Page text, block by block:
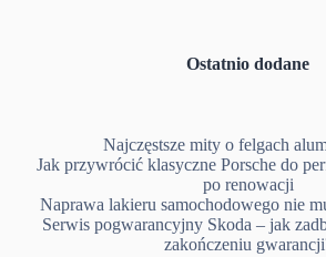
Ostatnio dodane
Najczęstsze mity o felgach
Jak przywrócić klasyczne Porsche do
po renowacji
Naprawa lakieru samochodowego nie
Serwis pogwarancyjny Skoda – jak
zakończeniu